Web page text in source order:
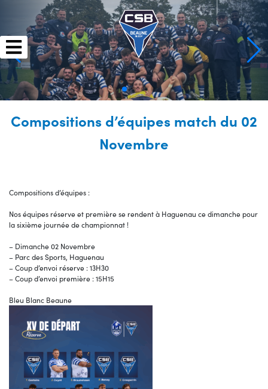
Compositions d’équipes match du 02
Novembre
Compositions d’équipes :
Nos équipes réserve et première se rendent à Haguenau ce dimanche pour
la sixième journée de championnat !
– Dimanche 02 Novembre
– Parc des Sports, Haguenau
– Coup d’envoi réserve : 13H30
– Coup d’envoi première : 15H15
Bleu Blanc Beaune